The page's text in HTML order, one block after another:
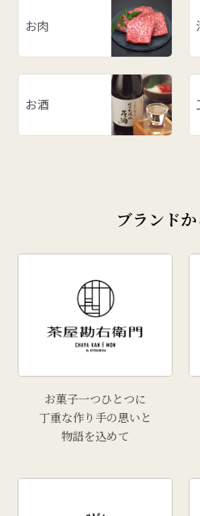
お肉
お酒
ブランド
お菓子一つひとつに
丁重な作り手の思いと
物語を込めて